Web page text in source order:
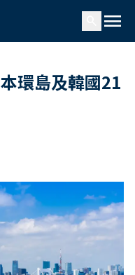
menu
環島及韓國21